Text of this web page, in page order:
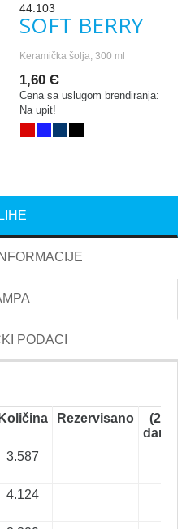
44.103
SOFT BERRY
Keramička šolja, 300 ml
1,60 Є
Cena sa uslugom brendiranja:
Na upit!
PODACI
Količina Rezervisano
(2-5
dana)
3.587
4.124